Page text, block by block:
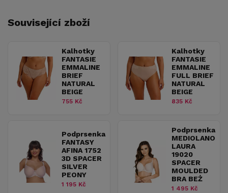
Související zboží
Kalhotky
FANTASIE
EMMALINE
BRIEF
NATURAL
BEIGE
755 Kč
Kalhotky
FANTASIE
EMMALINE
FULL BRIEF
NATURAL
BEIGE
835 Kč
Podprsenka
FANTASY
AFINA 1752
3D SPACER
SILVER
PEONY
1 195 Kč
Podprsenka
MEDIOLANO
LAURA
19020
SPACER
MOULDED
BRA BEŻ
1 495 Kč